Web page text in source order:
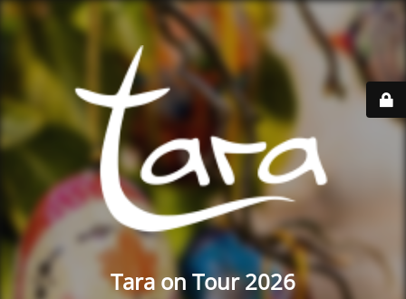
Tara on Tour 2026